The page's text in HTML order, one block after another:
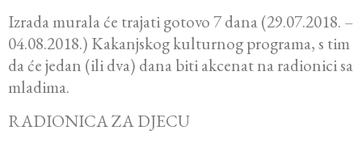
Izrada murala će trajati gotovo 7 dana (29.07.2018. –
04.08.2018.) Kakanjskog kulturnog programa, s tim
da će jedan (ili dva) dana biti akcenat na radionici sa
mladima.
RADIONICA ZA DJECU